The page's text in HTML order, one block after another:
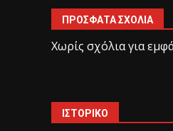
ΠΡΌΣΦΑΤΑ ΣΧΌΛΙΑ
Χωρίς σχόλια για
ΙΣΤΟΡΙΚΌ